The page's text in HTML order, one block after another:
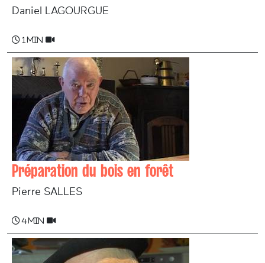
Daniel LAGOURGUE
1 min
Préparation du bois en forêt
Pierre SALLES
4 min